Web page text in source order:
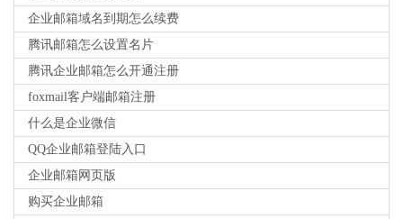
企业邮箱域名到期怎么续费
腾讯邮箱怎么设置名片
腾讯企业邮箱怎么开通注册
foxmail客户端邮箱注册
什么是企业微信
QQ企业邮箱登陆入口
企业邮箱网页版
购买企业邮箱